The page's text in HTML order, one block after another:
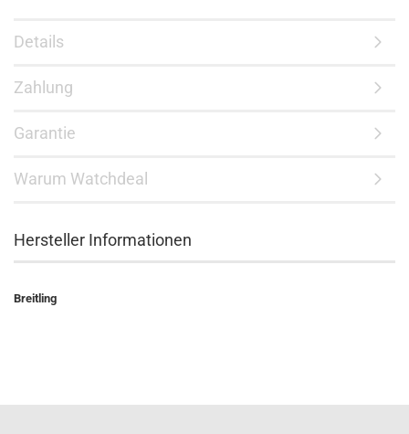
Details
Zahlung
Garantie
Warum Watchdeal
Hersteller Informationen
Breitling